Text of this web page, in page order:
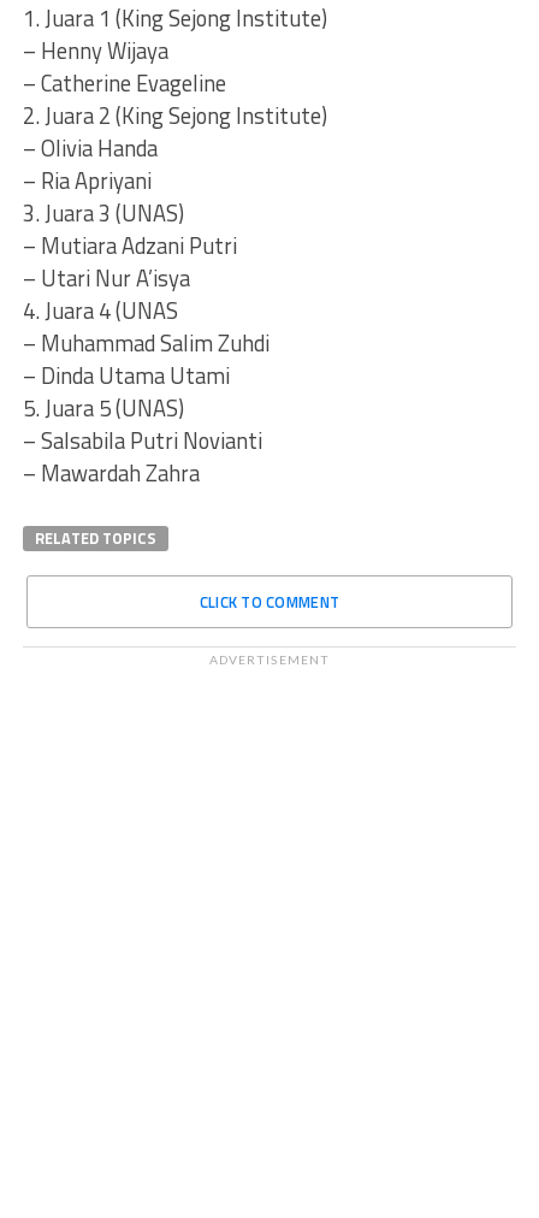
1. Juara 1 (King Sejong Institute)
– Henny Wijaya
– Catherine Evageline
2. Juara 2 (King Sejong Institute)
– Olivia Handa
– Ria Apriyani
3. Juara 3 (UNAS)
– Mutiara Adzani Putri
– Utari Nur A’isya
4. Juara 4 (UNAS
– Muhammad Salim Zuhdi
– Dinda Utama Utami
5. Juara 5 (UNAS)
– Salsabila Putri Novianti
– Mawardah Zahra
RELATED TOPICS
CLICK TO COMMENT
ADVERTISEMENT